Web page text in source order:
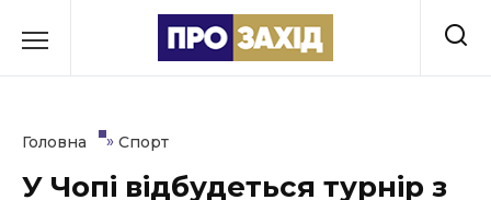
до
Головна » Спорт
У Чопі відбудеться турнір з